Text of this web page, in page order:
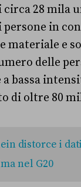
28 mila
in
materiale e
delle
bassa
di oltre 80
distorce i
nel G20